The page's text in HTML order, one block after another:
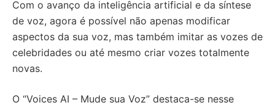
Com o avanço da inteligência artificial e da síntese
de voz, agora é possível não apenas modificar
aspectos da sua voz, mas também imitar as vozes de
celebridades ou até mesmo criar vozes totalmente
novas.
O “Voices AI – Mude sua Voz” destaca-se nesse